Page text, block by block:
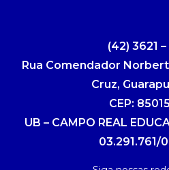
(42) 3621
Rua Comendador
Cruz,
CEP:
UB – CAMPO REAL
03.291.761/